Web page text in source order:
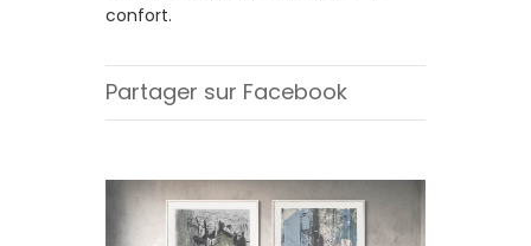
confort.
Partager sur Facebook